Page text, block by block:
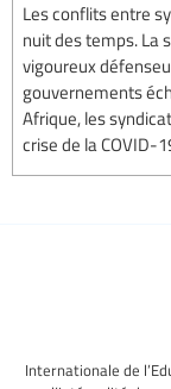
Les conflits entre
nuit des temps. La
vigoureux
gouvernements
Afrique, les
crise de la COVID-
Internationale de